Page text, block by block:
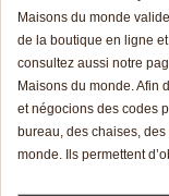
Maisons du monde
de la boutique en ligne
consultez aussi notre
Maisons du monde. Afin
et négocions des codes
bureau, des chaises,
monde. Ils permettent